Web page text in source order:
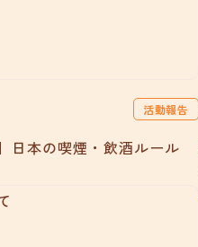
活動報告
日本の喫煙・飲酒ルール